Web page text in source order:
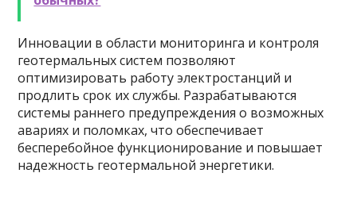
Инновации в области мониторинга и контроля
геотермальных систем позволяют
оптимизировать работу электростанций и
продлить срок их службы. Разрабатываются
системы раннего предупреждения о возможных
авариях и поломках, что обеспечивает
бесперебойное функционирование и повышает
надежность геотермальной энергетики.